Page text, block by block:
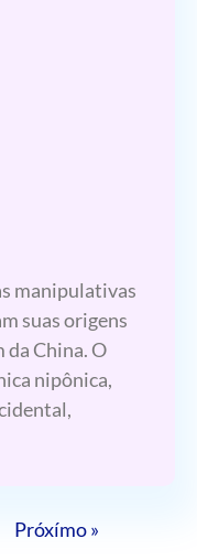
manipulativas
suas origens
da China. O
nipônica,
Próxímo »